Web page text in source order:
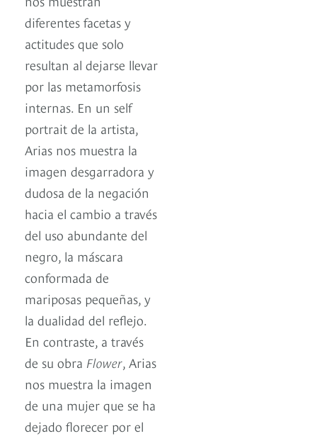
diferentes facetas y
actitudes que solo
resultan al dejarse llevar
por las metamorfosis
internas. En un self
portrait de la artista,
Arias nos muestra la
imagen desgarradora y
dudosa de la negación
hacia el cambio a través
del uso abundante del
negro, la máscara
conformada de
mariposas pequeñas, y
la dualidad del reflejo.
En contraste, a través
de su obra Flower, Arias
nos muestra la imagen
de una mujer que se ha
dejado florecer por el